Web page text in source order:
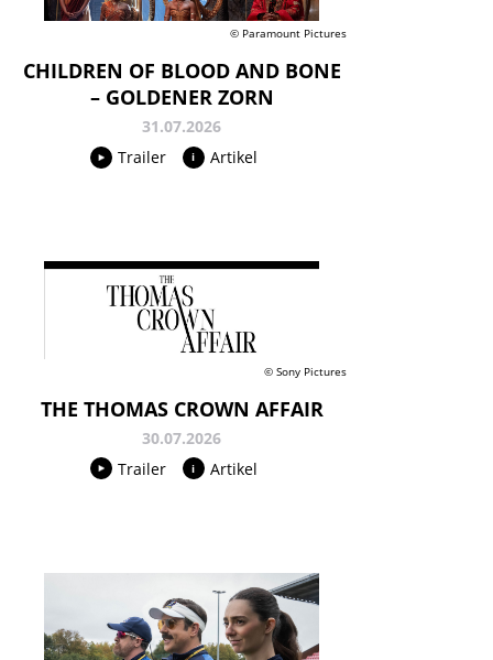
© Paramount Pictures
CHILDREN OF BLOOD AND BONE
– GOLDENER ZORN
31.07.2026
Trailer
Artikel
© Sony Pictures
THE THOMAS CROWN AFFAIR
30.07.2026
Trailer
Artikel